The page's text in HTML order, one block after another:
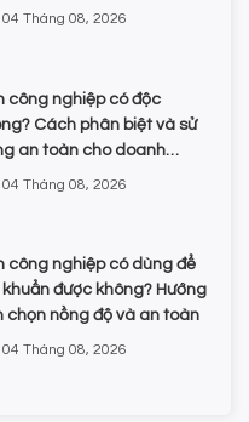
hóa chất
04 Tháng 08, 2026
công nghiệp có độc
Cách phân biệt và sử
an toàn cho doanh
04 Tháng 08, 2026
công nghiệp có dùng để
được không? Hướng
chọn nồng độ và an toàn
04 Tháng 08, 2026